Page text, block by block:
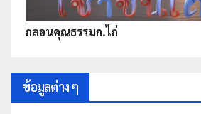
กลอนคุณธรรมก.ไก่
ข้อมูลต่าง ๆ